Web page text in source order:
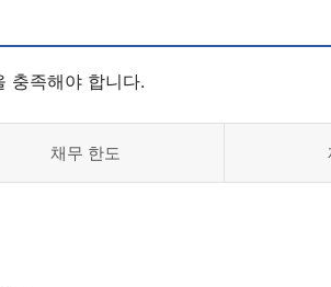
충족해야 합니다.
채무 한도